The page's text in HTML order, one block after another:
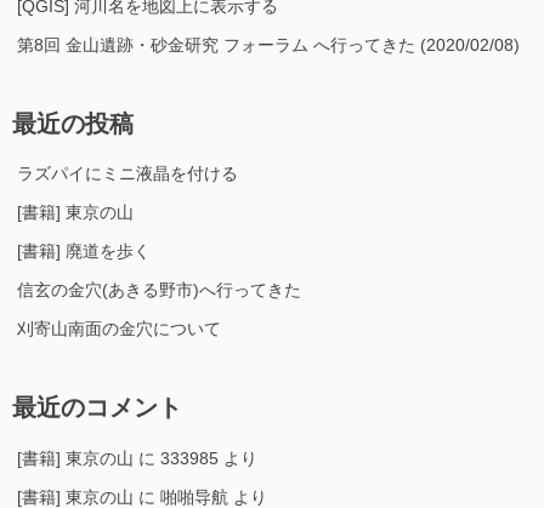
[QGIS] 河川名を地図上に表示する
第8回 金山遺跡・砂金研究 フォーラム へ行ってきた (2020/02/08)
最近の投稿
ラズパイにミニ液晶を付ける
[書籍] 東京の山
[書籍] 廃道を歩く
信玄の金穴(あきる野市)へ行ってきた
刈寄山南面の金穴について
最近のコメント
[書籍] 東京の山 に 333985 より
[書籍] 東京の山 に 啪啪导航 より